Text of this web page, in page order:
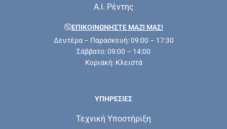
Α.Ι. Ρέντης
ΕΠΙΚΟΙΝΩΝΗΣΤΕ ΜΑΖΊ ΜΑΣ!
Δευτέρα – Παρασκευή: 09:00 – 17:30
Σάββατο: 09:00 – 14:00
Κυριακή: Κλειστά
ΥΠΗΡΕΣΊΕΣ
Τεχνική Υποστήριξη